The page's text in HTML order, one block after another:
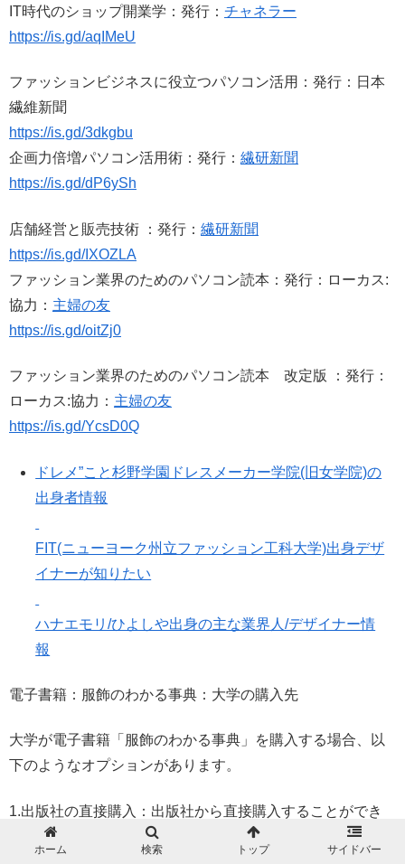
IT時代のショップ開業学：発行： チャネラー
https://is.gd/aqIMeU
ファッションビジネスに役立つパソコン活用：発行：日本
繊維新聞
https://is.gd/3dkgbu
企画力倍増パソコン活用術：発行： 繊研新聞
https://is.gd/dP6ySh
店舗経営と販売技術 ：発行： 繊研新聞
https://is.gd/IXOZLA
ファッション業界のためのパソコン読本：発行：ローカス:
協力： 主婦の友
https://is.gd/oitZj0
ファッション業界のためのパソコン読本 改定版 ：発行：
ローカス:協力： 主婦の友
https://is.gd/YcsD0Q
ドレメ”こと杉野学園ドレスメーカー学院(旧女学院)の
出身者情報
FIT(ニューヨーク州立ファッション工科大学)出身デザ
イナーが知りたい
ハナエモリ/ひよしや出身の主な業界人/デザイナー情
報
電子書籍：服飾のわかる事典：大学の購入先
大学が電子書籍「服飾のわかる事典」を購入する場合、以
下のようなオプションがあります。
1.出版社の直接購入：出版社から直接購入することができ
ます。出版社は、大学図書館が必要なすべての情報を提供
ホーム 検索 トップ サイドバー